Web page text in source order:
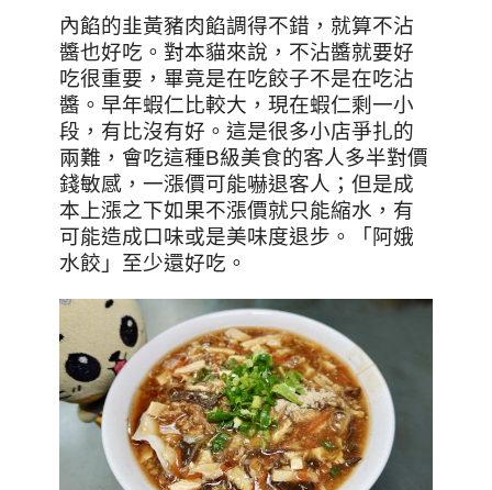
內餡的韭黃豬肉餡調得不錯，就算不沾
醬也好吃。對本貓來說，不沾醬就要好
吃很重要，畢竟是在吃餃子不是在吃沾
醬。早年蝦仁比較大，現在蝦仁剩一小
段，有比沒有好。這是很多小店爭扎的
兩難，會吃這種B級美食的客人多半對價
錢敏感，一漲價可能嚇退客人；但是成
本上漲之下如果不漲價就只能縮水，有
可能造成口味或是美味度退步。「阿娥
水餃」至少還好吃。